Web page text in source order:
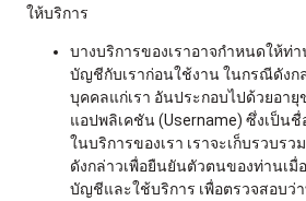
ให้บริการ
บางบริการของเราอาจกำหนดให้ท่
บัญชีกับเราก่อนใช้งาน ในกรณีดังก
บุคคลแก่เรา อันประกอบไปด้วยอา
แอปพลิเคชัน (Username) ซึ่งเป็น
ในบริการของเรา เราจะเก็บรวบร
ดังกล่าวเพื่อยืนยันตัวตนของท่านเมื่
บัญชีและใช้บริการ เพื่อตรวจสอบ